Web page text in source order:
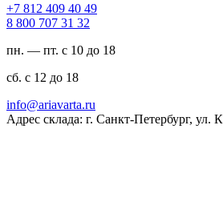
94 04 904 218 7+
23 13 707 008 8
пн. — пт. с 10 до 18
сб. с 12 до 18
ur.atravaira@ofni
Адрес склада: г. Санкт-Петербург, ул.